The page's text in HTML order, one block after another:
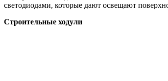
светодиодами, которые дают освещают
Строительные ходули